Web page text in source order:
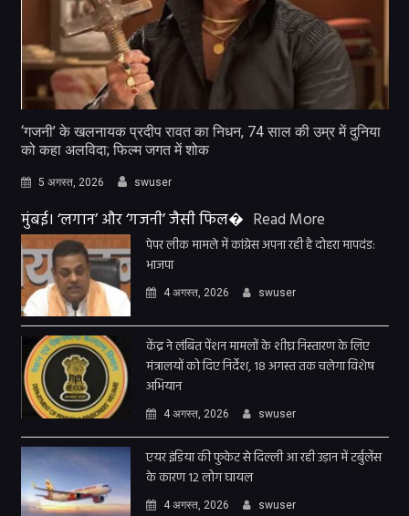
‘गजनी’ के खलनायक प्रदीप रावत का निधन, 74 साल की उम्र में दुनिया
को कहा अलविदा; फिल्म जगत में शोक
5 अगस्त, 2026 swuser
मुंबई। ‘लगान’ और ‘गजनी’ जैसी फिल� Read More
पेपर लीक मामले में कांग्रेस अपना रही है दोहरा मापदंड:
भाजपा
4 अगस्त, 2026 swuser
केंद्र ने लंबित पेंशन मामलों के शीघ्र निस्तारण के लिए
मंत्रालयों को दिए निर्देश, 18 अगस्त तक चलेगा विशेष
अभियान
4 अगस्त, 2026 swuser
एयर इंडिया की फुकेट से दिल्ली आ रही उड़ान में टर्बुलेंस
के कारण 12 लोग घायल
4 अगस्त, 2026 swuser